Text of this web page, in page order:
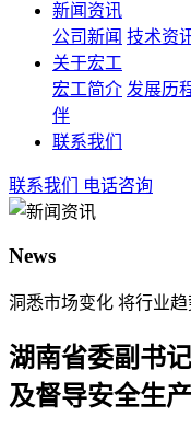
新闻资讯
公司新闻 技术资
关于宏工
宏工简介 发展历
伴
联系我们
联系我们 电话咨询
News
洞悉市场变化 将行业
湖南省委副书
及督导安全生